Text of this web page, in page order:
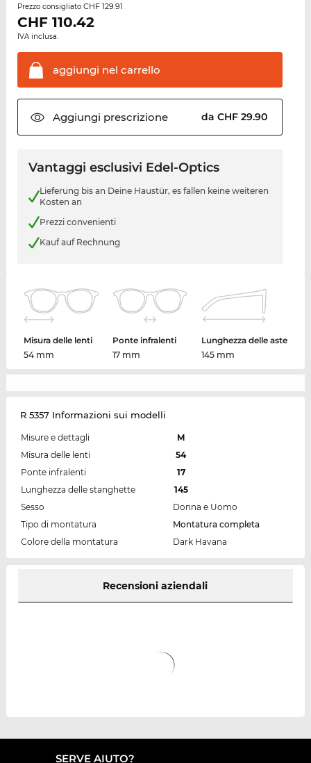
Prezzo consigliato CHF 129.91
CHF 110.42
IVA inclusa.
aggiungi nel carrello
Aggiungi prescrizione da CHF 29.90
Vantaggi esclusivi Edel-Optics
Lieferung bis an Deine Haustür, es fallen keine weiteren
Kosten an
Prezzi convenienti
Kauf auf Rechnung
Misura delle lenti
54 mm
Ponte infralenti
17 mm
Lunghezza delle aste
145 mm
R 5357 Informazioni sui modelli
Misure e dettagli
M
Misura delle lenti
54
Ponte infralenti
17
Lunghezza delle stanghette
145
Sesso
Donna e Uomo
Tipo di montatura
Montatura completa
Colore della montatura
Dark Havana
Recensioni aziendali
SERVE AIUTO?